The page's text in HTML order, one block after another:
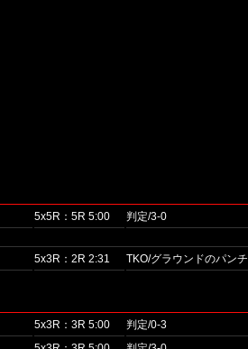
5x5R：5R 5:00 判定/3-0
5x3R：2R 2:31 TKO/グラウンドのパンチ
5x3R：3R 5:00 判定/0-3